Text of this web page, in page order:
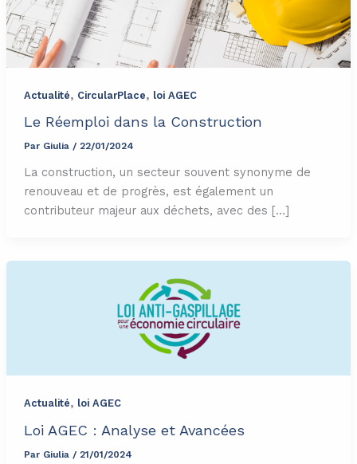
Actualité, CircularPlace, loi AGEC
Le Réemploi dans la Construction
Par Giulia / 22/01/2024
La construction, un secteur souvent synonyme de
renouveau et de progrès, est également un
contributeur majeur aux déchets, avec des […]
Actualité, loi AGEC
Loi AGEC : Analyse et Avancées
Par Giulia / 21/01/2024